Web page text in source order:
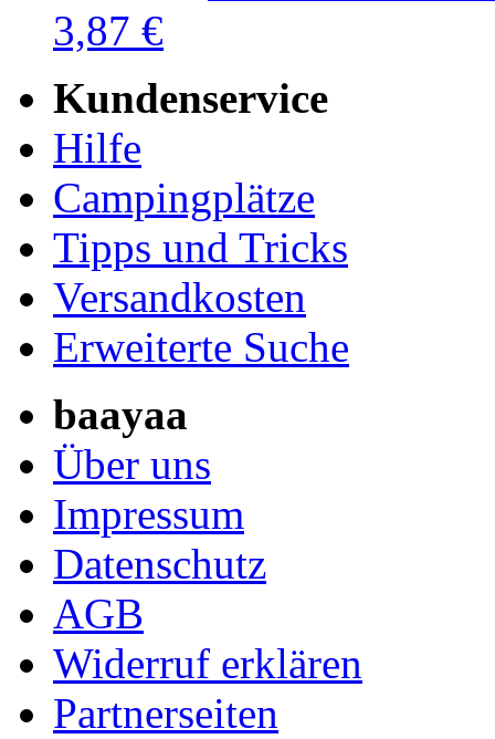
3,87 €
Kundenservice
Hilfe
Campingplätze
Tipps und Tricks
Versandkosten
Erweiterte Suche
baayaa
Über uns
Impressum
Datenschutz
AGB
Widerruf erklären
Partnerseiten